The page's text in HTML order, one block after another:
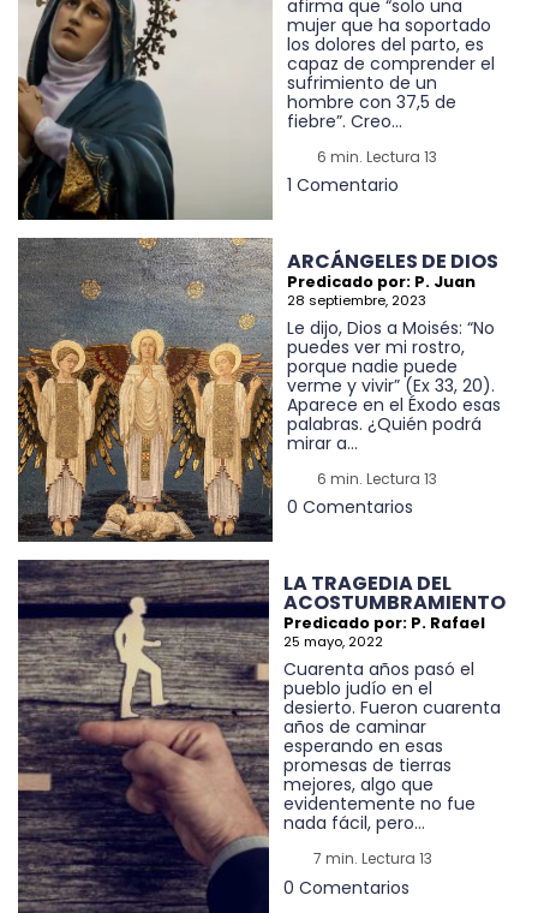
afirma que “solo una
mujer que ha soportado
los dolores del parto, es
capaz de comprender el
sufrimiento de un
hombre con 37,5 de
fiebre”. Creo...
6 min. Lectura 13
1 Comentario
ARCÁNGELES DE DIOS
Predicado por: P. Juan
28 septiembre, 2023
Le dijo, Dios a Moisés: “No
puedes ver mi rostro,
porque nadie puede
verme y vivir” (Ex 33, 20).
Aparece en el Éxodo esas
palabras. ¿Quién podrá
mirar a...
6 min. Lectura 13
0 Comentarios
LA TRAGEDIA DEL
ACOSTUMBRAMIENTO
Predicado por: P. Rafael
25 mayo, 2022
Cuarenta años pasó el
pueblo judío en el
desierto. Fueron cuarenta
años de caminar
esperando en esas
promesas de tierras
mejores, algo que
evidentemente no fue
nada fácil, pero...
7 min. Lectura 13
0 Comentarios